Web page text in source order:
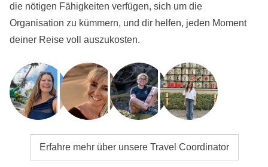
die nötigen Fähigkeiten verfügen, sich um die
Organisation zu kümmern, und dir helfen, jeden Moment
deiner Reise voll auszukosten.
Erfahre mehr über unsere Travel Coordinator